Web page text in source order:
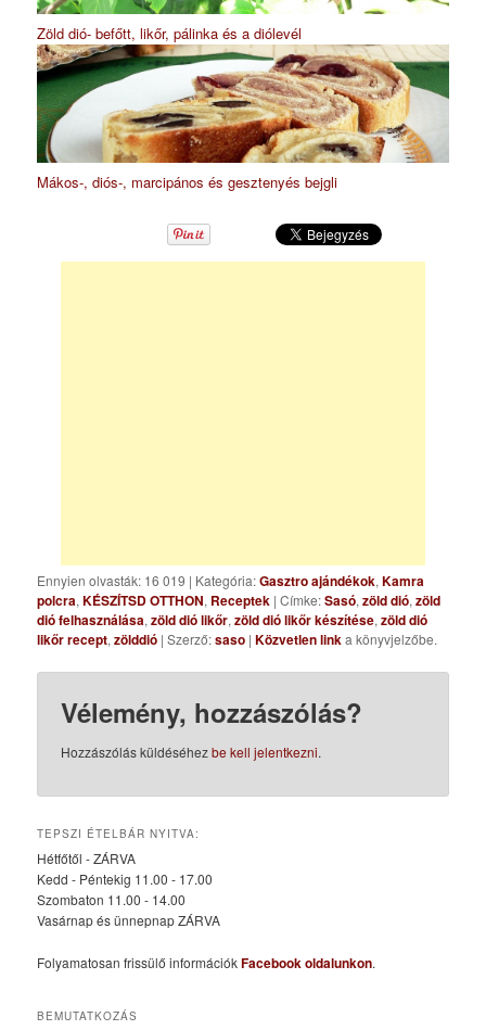
Zöld dió- befőtt, likőr, pálinka és a diólevél
Mákos-, diós-, marcipános és gesztenyés bejgli
Ennyien olvasták: 16 019 | Kategória:Gasztro ajándékok,Kamra
polcra,KÉSZÍTSD OTTHON, Receptek | Címke:Sasó,zöld dió,zöld
dió felhasználása,zöld dió likőr,zöld dió likőr készítése,zöld dió
likőr recept,zölddió | Szerző:saso |Közvetlen linka könyvjelzőbe.
Vélemény, hozzászólás?
Hozzászólás küldéséhezbe kell jelentkezni.
TEPSZI ÉTELBÁR NYITVA:
Hétfőtől - ZÁRVA
Kedd - Péntekig 11.00 - 17.00
Szombaton 11.00 - 14.00
Vasárnap és ünnepnap ZÁRVA
Folyamatosan frissülő információkFacebook oldalunkon.
BEMUTATKOZÁS